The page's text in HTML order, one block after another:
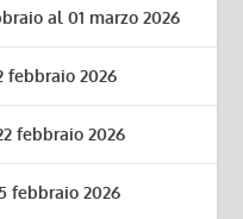
al 01 marzo 2026
febbraio 2026
febbraio 2026
febbraio 2026